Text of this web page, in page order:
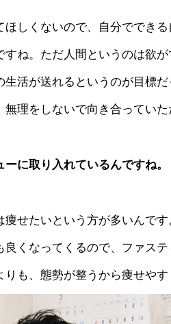
しくないので、自分ででき
ね。ただ人間というのは欲
活が送れるというのが目標
理をしないで向き合っていた
に取り入れているんですね。
せたいという方が多いんで
くなってくるので、ファス
も、態勢が整うから痩せやす